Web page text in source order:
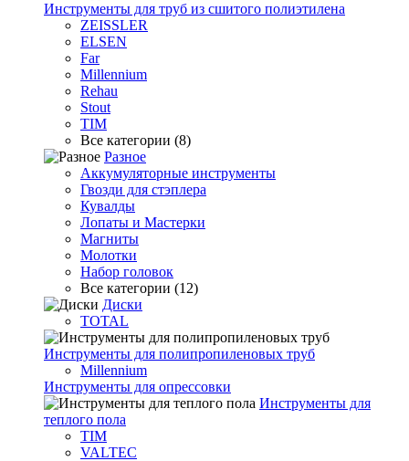
Инструменты для труб из сшитого полиэтилена
ZEISSLER
ELSEN
Far
Millennium
Rehau
Stout
TIM
Все категории (8)
Разное
Аккумуляторные инструменты
Гвозди для стэплера
Кувалды
Лопаты и Мастерки
Магниты
Молотки
Набор головок
Все категории (12)
Диски
TOTAL
Инструменты для полипропиленовых труб
Millennium
Инструменты для опрессовки
Инструменты для
теплого пола
TIM
VALTEC